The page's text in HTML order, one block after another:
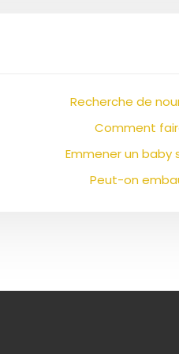
Recherche de
Comment
Emmener un baby
Peut-on